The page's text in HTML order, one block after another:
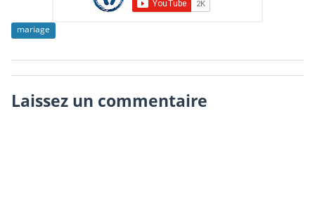
mariage
Laissez un commentaire